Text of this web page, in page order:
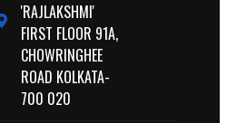
'RAJLAKSHMI'
FIRST FLOOR 91A,
CHOWRINGHEE
ROAD KOLKATA-
700 020